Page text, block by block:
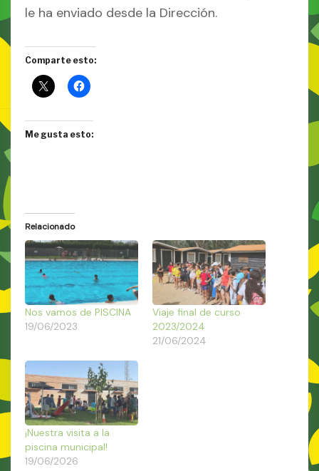
le ha enviado desde la Dirección.
Comparte esto:
Me gusta esto:
Relacionado
Nos vamos de PISCINA
19/06/2023
Viaje final de curso
2023/2024
21/06/2024
¡Nuestra visita a la
piscina municipal!
19/06/2026